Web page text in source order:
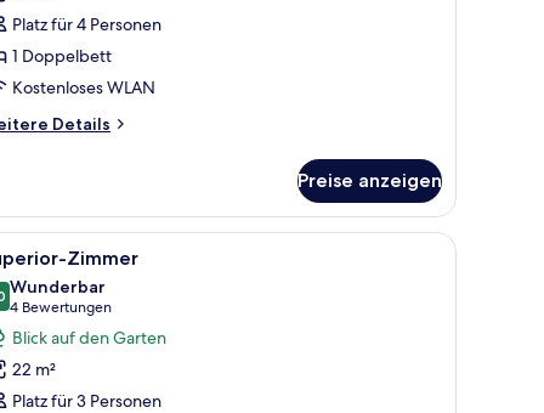
Platz für 4 Personen
1 Doppelbett
Kostenloses WLAN
Details
Preise anzeigen
und Blick ins Freie. Minibar, Zimmersafe, Schreibtisch,
8 Zimmer
von 10
Wunderbar
4 Bewertungen
(4
Bewertungen)
Blick auf den Garten
22 m²
Platz für 3 Personen